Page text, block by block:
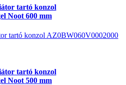
tartó konzol
Noot 600 mm
tartó konzol AZ0BW060V0002000
tartó konzol
Noot 500 mm